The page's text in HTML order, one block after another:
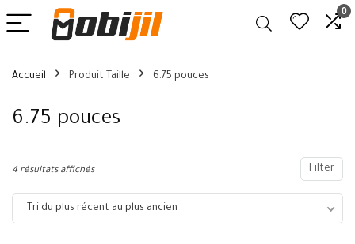
0
Accueil Produit Taille 6.75 pouces
6.75 pouces
Filter
4 résultats affichés
Tri du plus récent au plus ancien